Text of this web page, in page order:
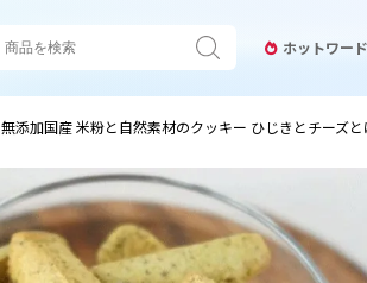
ホットワード
無添加国産 米粉と自然素材のクッキー ひじきとチーズ